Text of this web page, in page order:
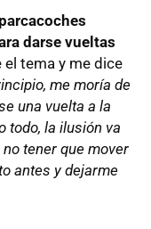
darse vueltas
el tema y me dice
me moría de
una vuelta a la
todo, la ilusión va
tener que mover
antes y dejarme